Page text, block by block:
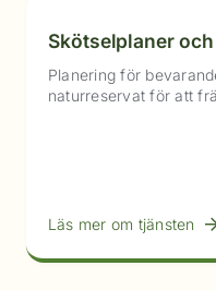
Skötselplaner
Planering för
naturreservat för att
Läs mer om tjänsten